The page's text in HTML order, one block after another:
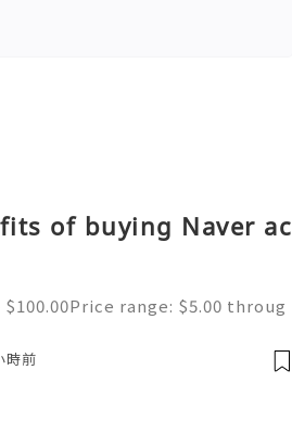
of buying Naver ac
range: $5.00 throug
most popular search en
時前